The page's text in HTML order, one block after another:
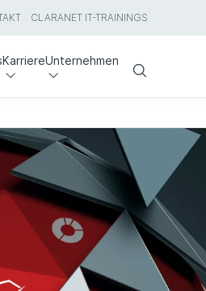
CLARANET IT-TRAININGS
KarriereUnternehmen
Search